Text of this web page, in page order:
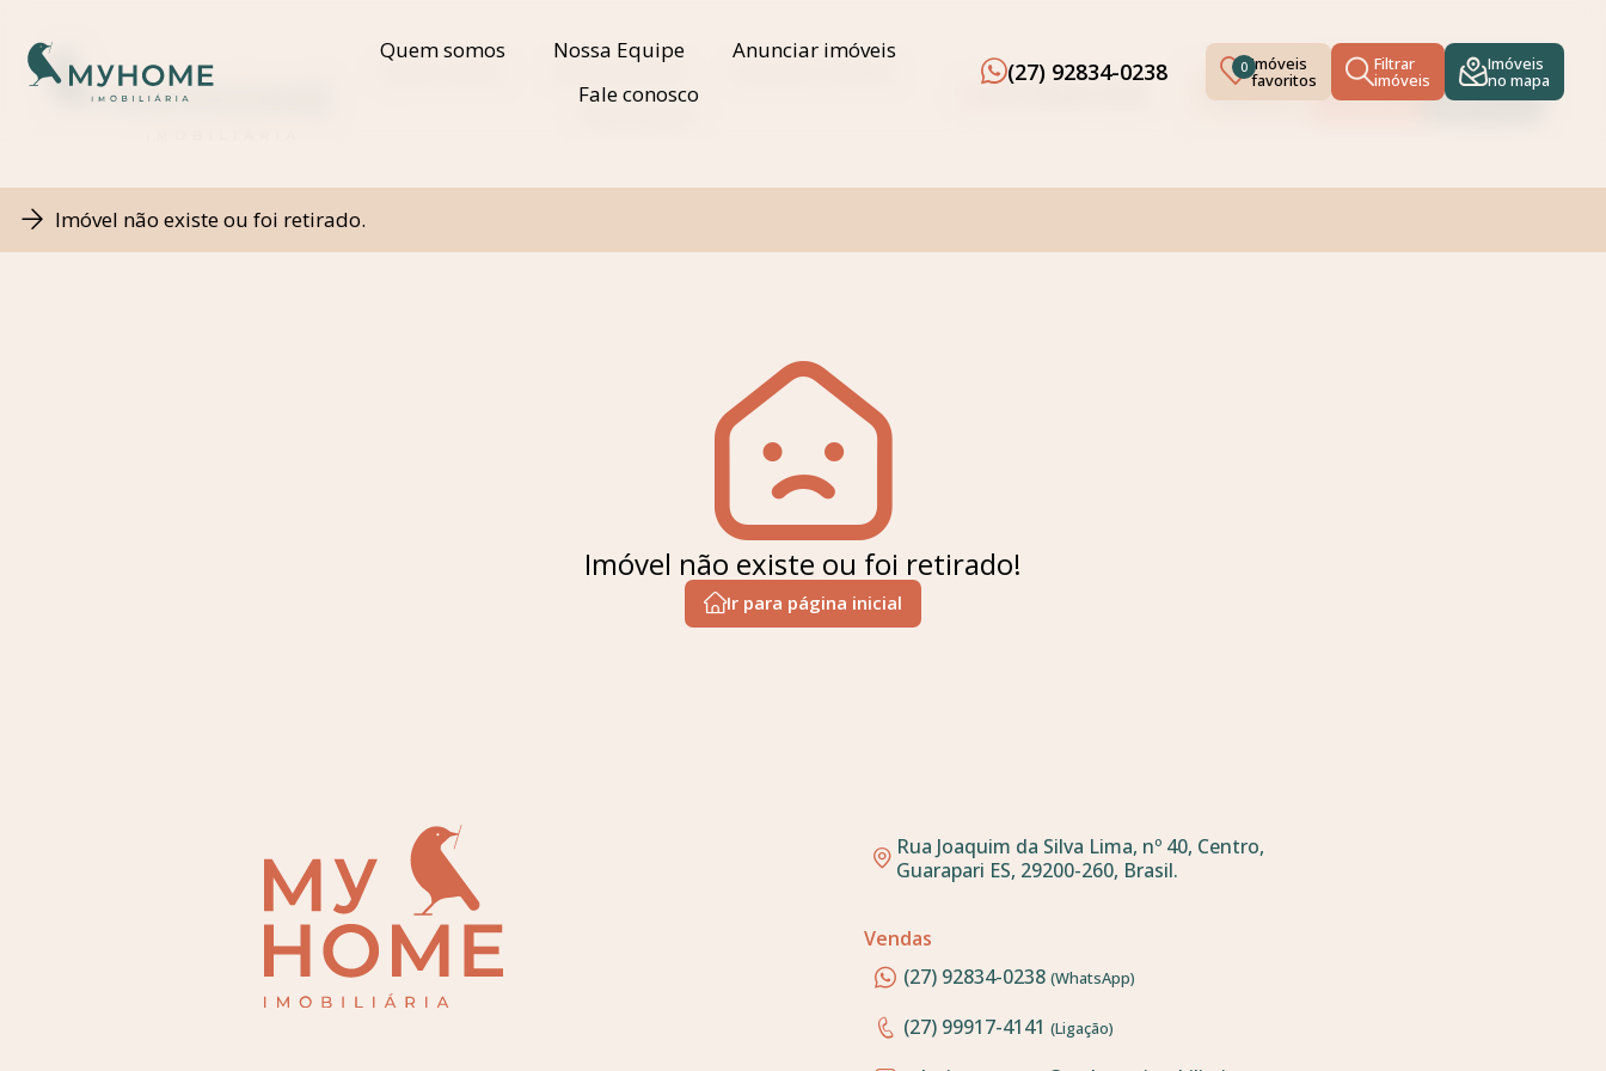
Nossa Equipe Imóveis
favoritos
Filtrar
imóveis
Imóveis
no mapa
Quem somos Nossa Equipe
Anunciar imóveis
Fale conosco
(27) 92834-0238 Imóveis
favoritos
0 Filtrar
imóveis
Imóveis
no mapa
Imóvel não existe ou foi retirado.
Imóvel não existe ou foi retirado!
Ir para página inicial
Rua Joaquim da Silva Lima, nº 40, Centro,
Guarapari ES, 29200-260, Brasil.
Vendas
(27) 92834-0238 (WhatsApp)
(27) 99917-4141 (Ligação)